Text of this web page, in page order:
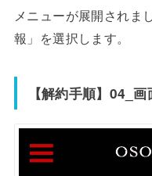
メニューが展開されま
報」を選択します。
【解約手順】04_